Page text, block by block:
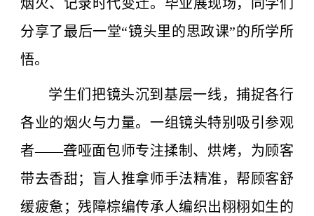
烟火、记录时代变迁。毕业展现场，同学们
分享了最后一堂“镜头里的思政课”的所学所
悟。
学生们把镜头沉到基层一线，捕捉各行
各业的烟火与力量。一组镜头特别吸引参观
者——聋哑面包师专注揉制、烘烤，为顾客
带去香甜；盲人推拿师手法精准，帮顾客舒
缓疲惫；残障棕编传承人编织出栩栩如生的